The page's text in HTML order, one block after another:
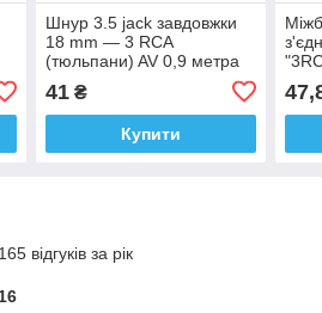
Шнур 3.5 jack завдовжки
18 mm — 3 RCA
(тюльпани) AV 0,9 метра
41₴
Купити
відгуків за рік